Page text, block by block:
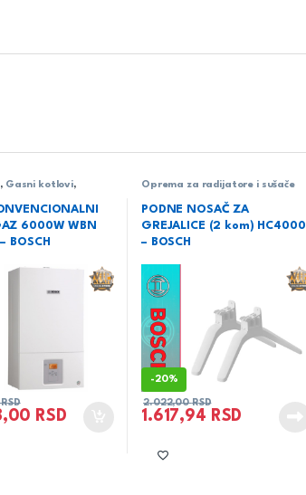
, Gasni kotlovi,
6000W WBN
BOSCH
RSD
RSD
Oprema za radijatore i sušače
PODNE NOSAČ ZA
GREJALICE (2 kom) HC4000
– BOSCH
-20%
1.617,94 RSD
2.022,00RSD